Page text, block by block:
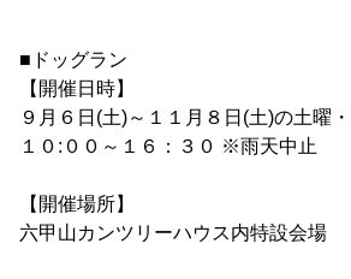
■ドッグラン
【開催日時】
９月６日(土)～１１月８日(土)の土曜
１０:００～１６：３０ ※雨天中止
【開催場所】
六甲山カンツリーハウス内特設会場